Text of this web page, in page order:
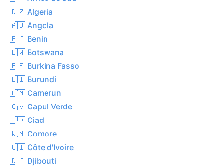
🇩🇿 Algeria
🇦🇴 Angola
🇧🇯 Benin
🇧🇼 Botswana
🇧🇫 Burkina Fasso
🇧🇮 Burundi
🇨🇲 Camerun
🇨🇻 Capul Verde
🇹🇩 Ciad
🇰🇲 Comore
🇨🇮 Côte d'Ivoire
🇩🇯 Djibouti